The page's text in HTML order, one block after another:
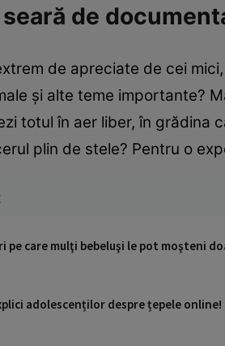
de
de apreciate de cei
și alte teme importante?
totul în aer liber, în grădina
plin de stele? Pentru o
pe care mulţi bebeluşi le pot moşteni
adolescenților despre țepele online!